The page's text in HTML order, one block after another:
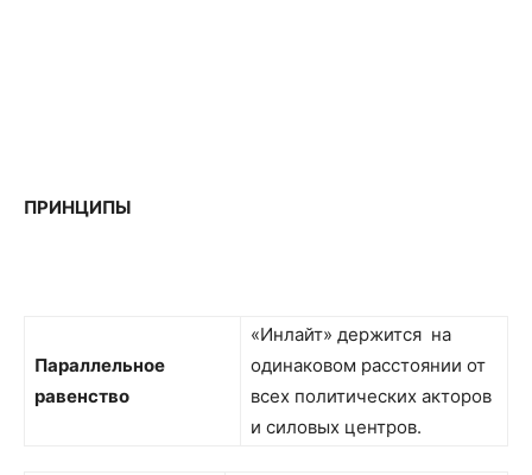
ПРИНЦИПЫ
Параллельное
равенство
«Инлайт» держится на
одинаковом расстоянии от
всех политических акторов
и силовых центров.